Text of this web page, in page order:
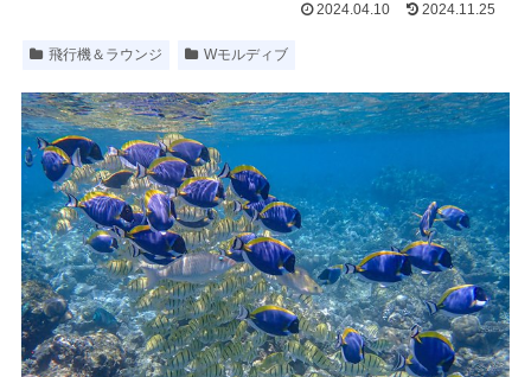
2024.04.10 2024.11.25
飛行機＆ラウンジ Wモルディブ